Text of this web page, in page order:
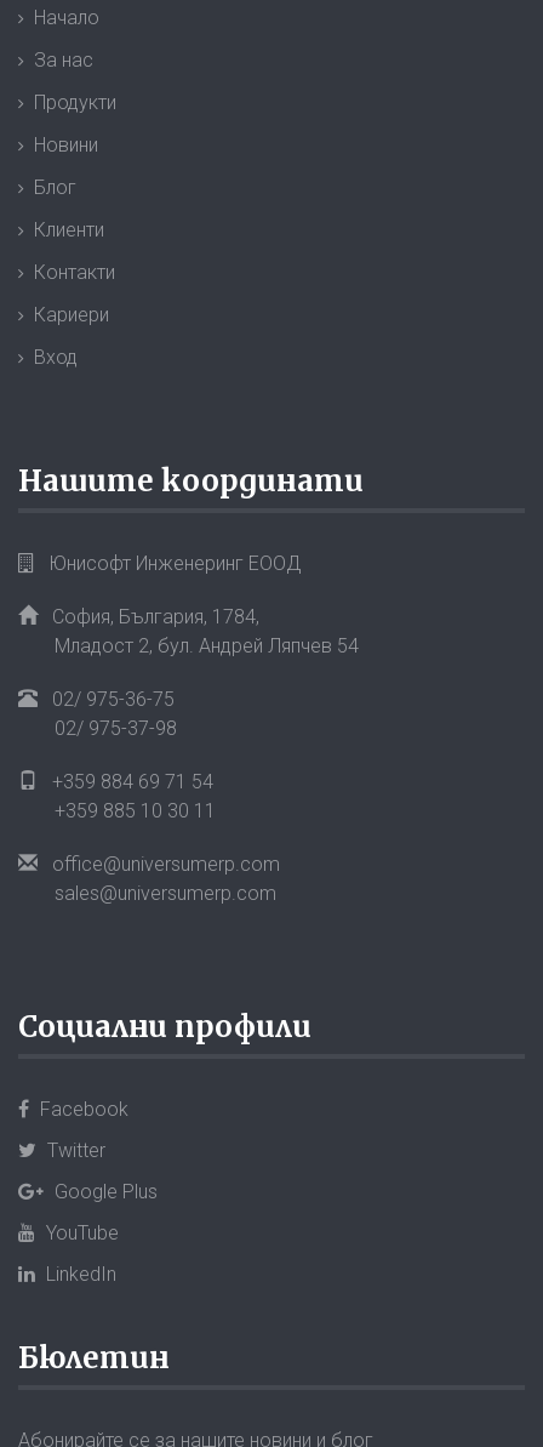
Начало
За нас
Продукти
Новини
Блог
Клиенти
Контакти
Кариери
Вход
Нашите координати
Юнисофт Инженеринг ЕООД
София, България, 1784,
Младост 2, бул. Андрей Ляпчев 54
02/ 975-36-75
02/ 975-37-98
+359 884 69 71 54
+359 885 10 30 11
office@universumerp.com
sales@universumerp.com
Социални профили
Facebook
Twitter
Google Plus
YouTube
LinkedIn
Бюлетин
Абонирайте се за нашите новини и блог